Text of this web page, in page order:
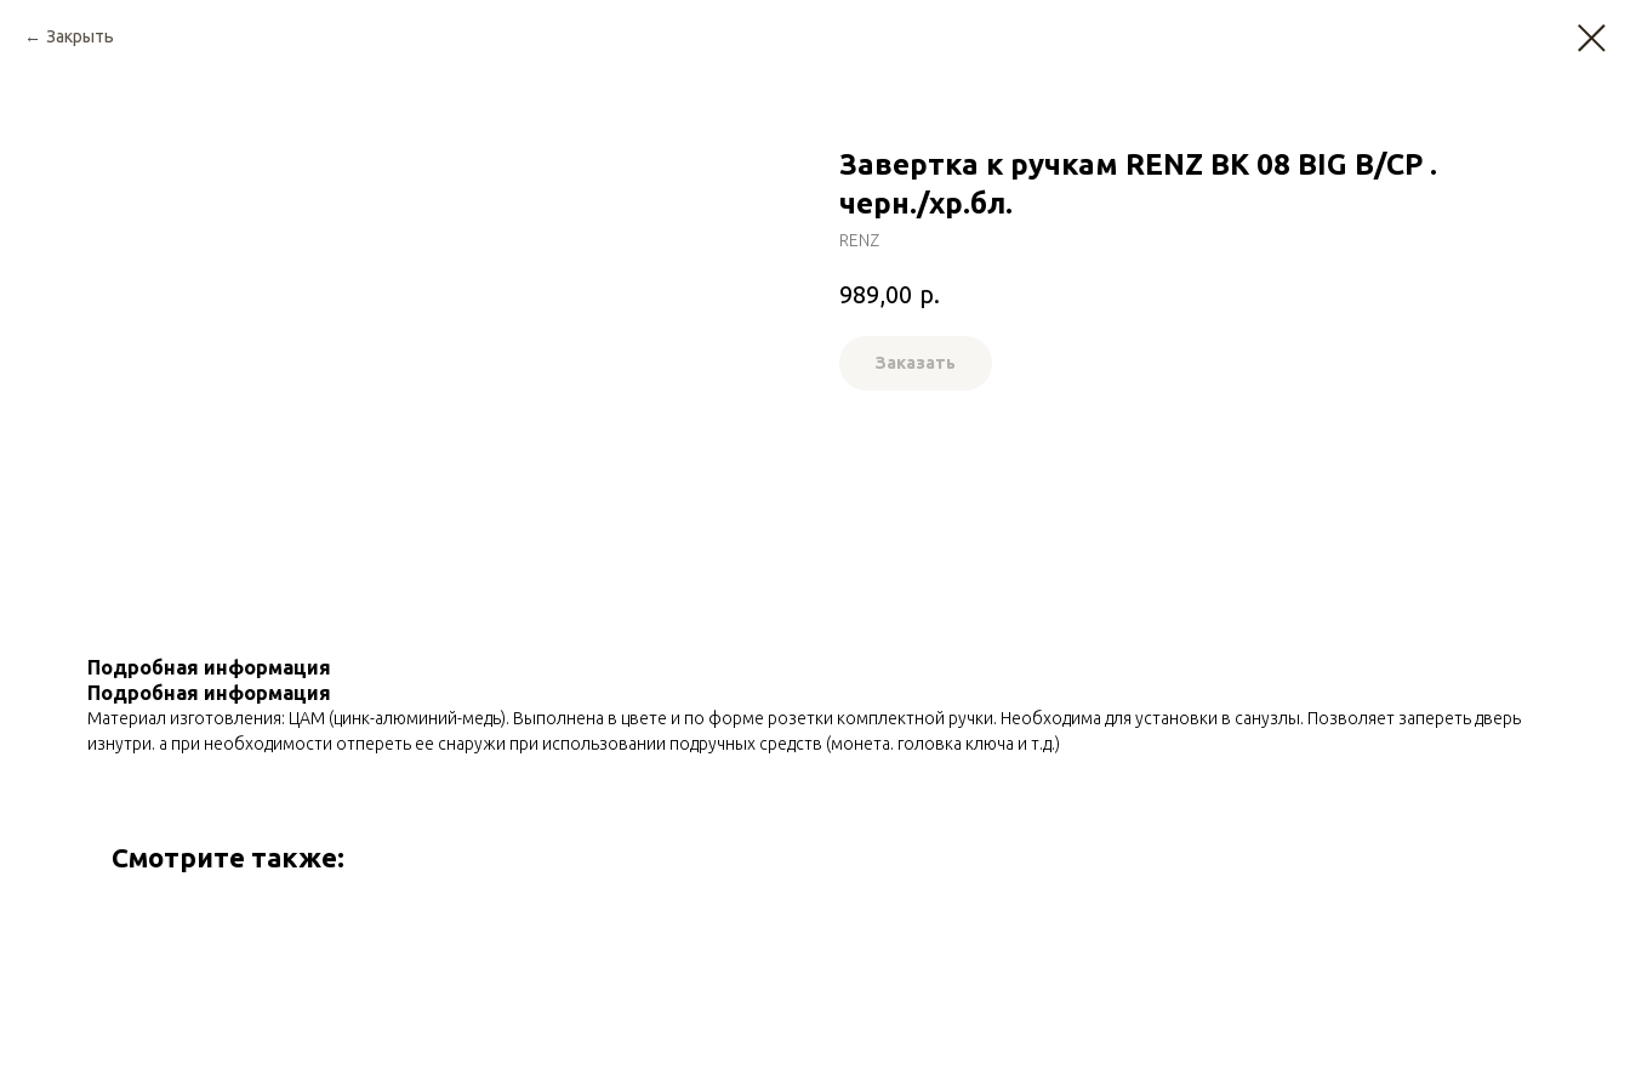
Закрыть
Завертка к ручкам RENZ ВК 08 BIG В/СР .
черн./хр.бл.
RENZ
989,00 р.
Заказать
Подробная информация
Подробная информация
Материал изготовления: ЦАМ (цинк-алюминий-медь). Выполнена в цвете и по форме розетки комплектной ручки. Необходима для установки в санузлы. Позволяет запереть дверь
изнутри. а при необходимости отпереть ее снаружи при использовании подручных средств (монета. головка ключа и т.д.)
Смотрите также: